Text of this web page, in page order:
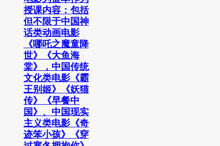
授课内容：包括
但不限于中国神
话类动画电影
《哪吒之魔童降
世》《大鱼海
棠》，中国传统
文化类电影《霸
王别姬》《妖猫
传》《早餐中
国》、中国现实
主义类电影《奇
迹笨小孩》《穿